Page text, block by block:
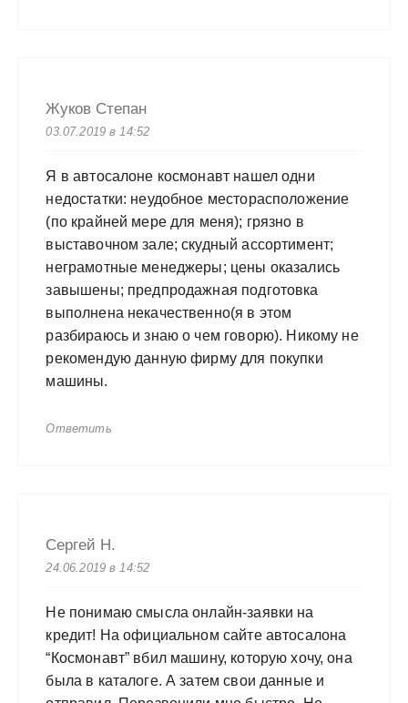
Жуков Степан
03.07.2019 в 14:52
Я в автосалоне космонавт нашел одни
недостатки: неудобное месторасположение
(по крайней мере для меня); грязно в
выставочном зале; скудный ассортимент;
неграмотные менеджеры; цены оказались
завышены; предпродажная подготовка
выполнена некачественно(я в этом
разбираюсь и знаю о чем говорю). Никому не
рекомендую данную фирму для покупки
машины.
Ответить
Сергей Н.
24.06.2019 в 14:52
Не понимаю смысла онлайн-заявки на
кредит! На официальном сайте автосалона
“Космонавт” вбил машину, которую хочу, она
была в каталоге. А затем свои данные и